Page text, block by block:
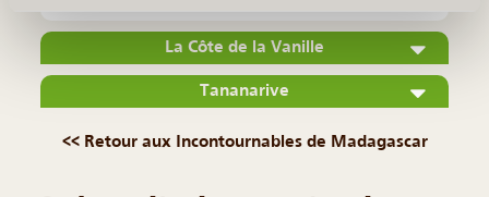
La Côte de la Vanille
Tananarive
<< Retour aux Incontournables de Madagascar